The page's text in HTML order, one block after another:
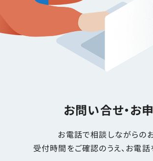
お問い合せ・お
お電話で相談しながらの
受付時間をご確認のうえ、お電話